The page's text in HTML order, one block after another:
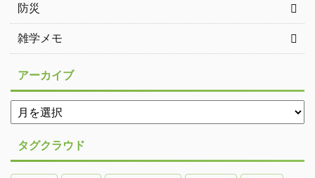
防災
雑学メモ
アーカイブ
タグクラウド